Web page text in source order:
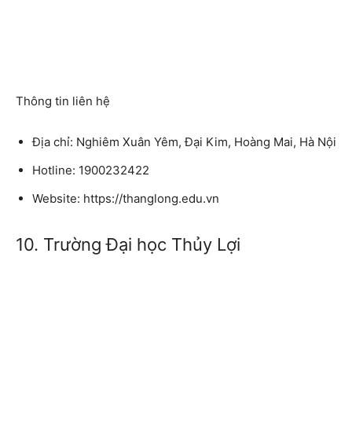
Thông tin liên hệ
Địa chỉ: Nghiêm Xuân Yêm, Đại Kim, Hoàng Mai, Hà Nội
Hotline: 1900232422
Website: https://thanglong.edu.vn
10. Trường Đại học Thủy Lợi